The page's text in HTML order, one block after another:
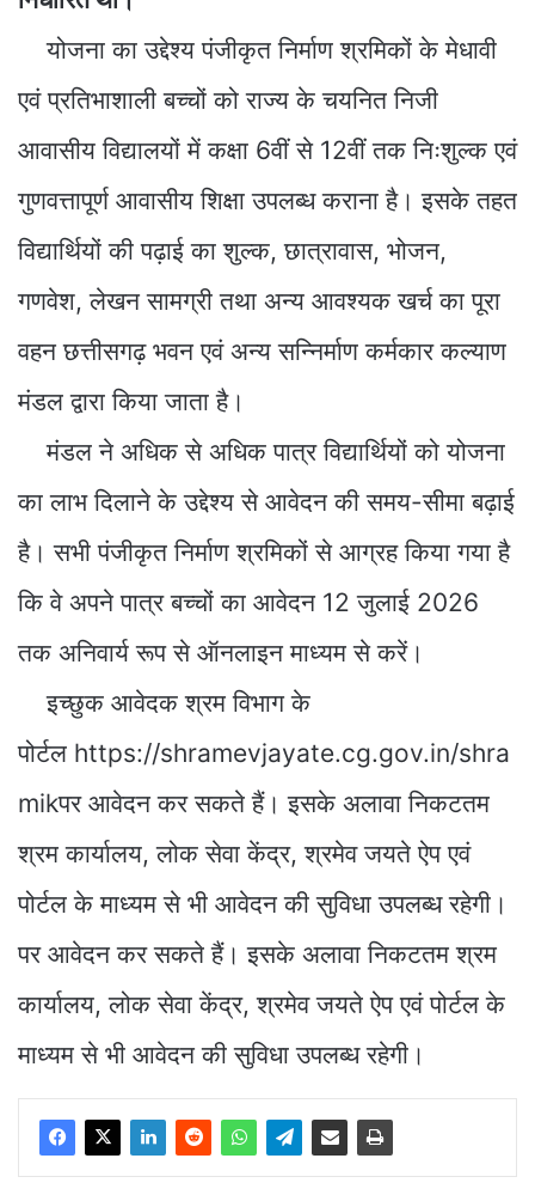
योजना का उद्देश्य पंजीकृत निर्माण श्रमिकों के मेधावी
एवं प्रतिभाशाली बच्चों को राज्य के चयनित निजी
आवासीय विद्यालयों में कक्षा 6वीं से 12वीं तक निःशुल्क एवं
गुणवत्तापूर्ण आवासीय शिक्षा उपलब्ध कराना है। इसके तहत
विद्यार्थियों की पढ़ाई का शुल्क, छात्रावास, भोजन,
गणवेश, लेखन सामग्री तथा अन्य आवश्यक खर्च का पूरा
वहन छत्तीसगढ़ भवन एवं अन्य सन्निर्माण कर्मकार कल्याण
मंडल द्वारा किया जाता है।
मंडल ने अधिक से अधिक पात्र विद्यार्थियों को योजना
का लाभ दिलाने के उद्देश्य से आवेदन की समय-सीमा बढ़ाई
है। सभी पंजीकृत निर्माण श्रमिकों से आग्रह किया गया है
कि वे अपने पात्र बच्चों का आवेदन 12 जुलाई 2026
तक अनिवार्य रूप से ऑनलाइन माध्यम से करें।
इच्छुक आवेदक श्रम विभाग के
पोर्टल https://shramevjayate.cg.gov.in/shra
mikपर आवेदन कर सकते हैं। इसके अलावा निकटतम
श्रम कार्यालय, लोक सेवा केंद्र, श्रमेव जयते ऐप एवं
पोर्टल के माध्यम से भी आवेदन की सुविधा उपलब्ध रहेगी।
पर आवेदन कर सकते हैं। इसके अलावा निकटतम श्रम
कार्यालय, लोक सेवा केंद्र, श्रमेव जयते ऐप एवं पोर्टल के
माध्यम से भी आवेदन की सुविधा उपलब्ध रहेगी।